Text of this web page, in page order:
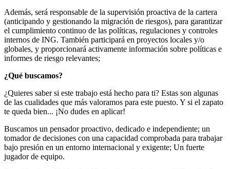
Además, será responsable de la supervisión proactiva de la cartera
(anticipando y gestionando la migración de riesgos), para garantizar
el cumplimiento continuo de las políticas, regulaciones y controles
internos de ING. También participará en proyectos locales y/o
globales, y proporcionará activamente información sobre políticas e
informes de riesgo relevantes;
¿Qué buscamos?
¿Quieres saber si este trabajo está hecho para ti? Estas son algunas
de las cualidades que más valoramos para este puesto. Y si el zapato
te queda bien... ¡No dudes en aplicar!
Buscamos un pensador proactivo, dedicado e independiente; un
tomador de decisiones con una capacidad comprobada para trabajar
bajo presión en un entorno internacional y exigente; Un fuerte
jugador de equipo.